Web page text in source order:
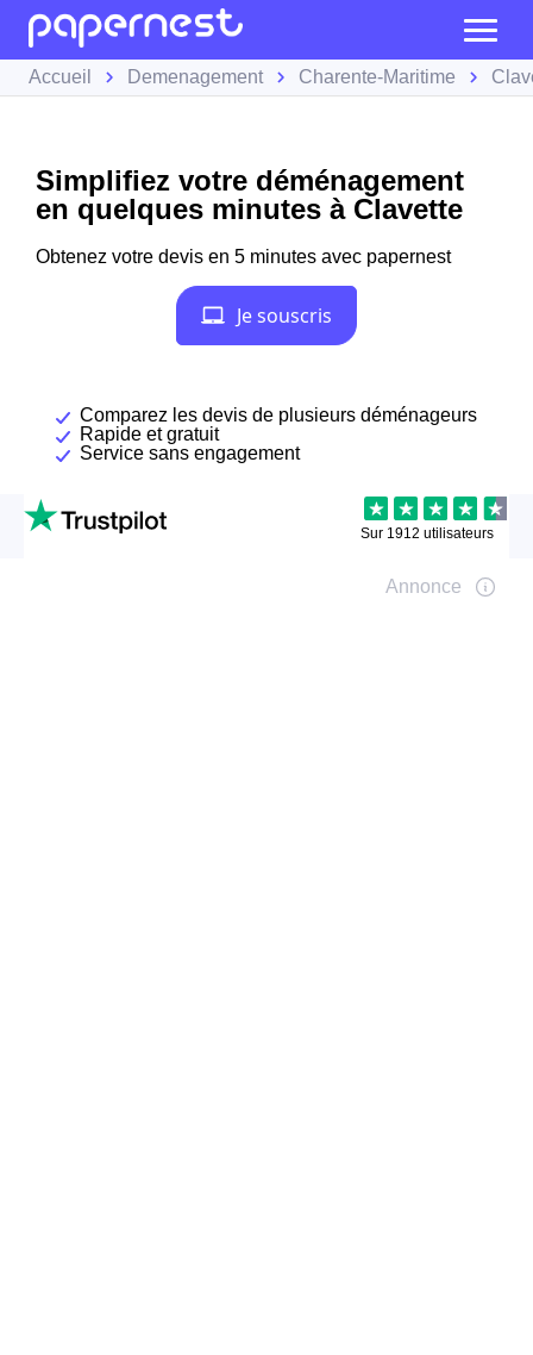
Accueil Demenagement Charente-Maritime